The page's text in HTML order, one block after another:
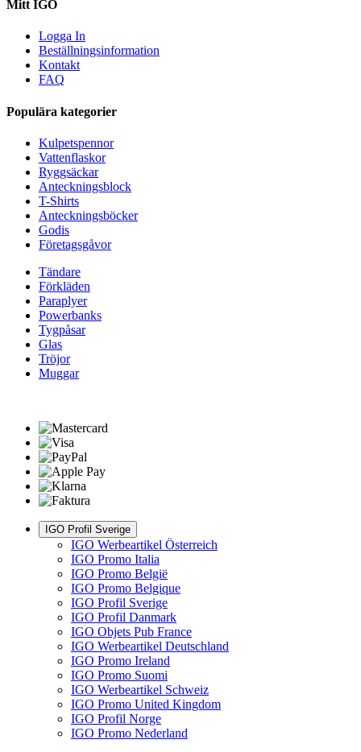
Mitt IGO
Logga In
Beställningsinformation
Kontakt
FAQ
Populära kategorier
Kulpetspennor
Vattenflaskor
Ryggsäckar
Anteckningsblock
T-Shirts
Anteckningsböcker
Godis
Företagsgåvor
Tändare
Förkläden
Paraplyer
Powerbanks
Tygpåsar
Glas
Tröjor
Muggar
IGO Profil Sverige
IGO Werbeartikel Österreich
IGO Promo Italia
IGO Promo België
IGO Promo Belgique
IGO Profil Sverige
IGO Profil Danmark
IGO Objets Pub France
IGO Werbeartikel Deutschland
IGO Promo Ireland
IGO Promo Suomi
IGO Werbeartikel Schweiz
IGO Promo United Kingdom
IGO Profil Norge
IGO Promo Nederland